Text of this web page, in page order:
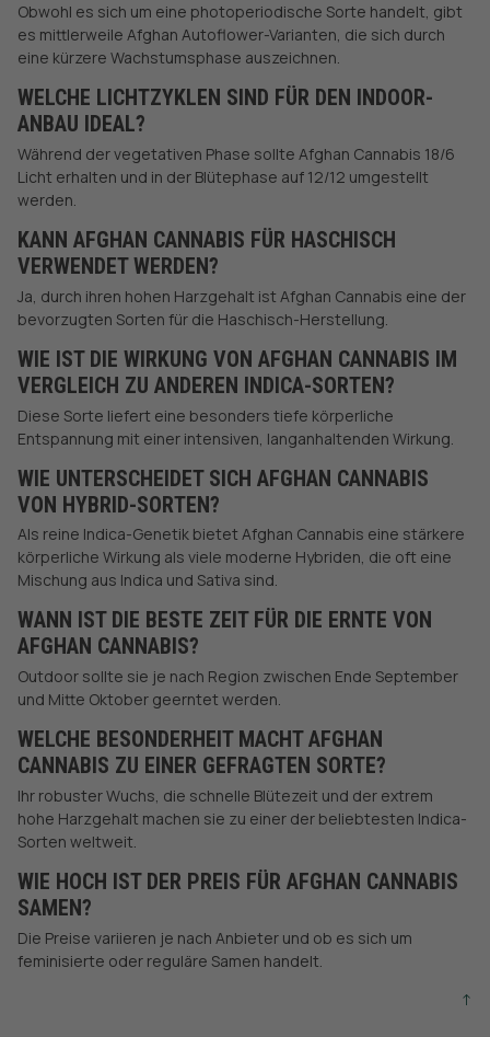
Obwohl es sich um eine photoperiodische Sorte handelt, gibt
es mittlerweile Afghan Autoflower-Varianten, die sich durch
eine kürzere Wachstumsphase auszeichnen.
WELCHE LICHTZYKLEN SIND FÜR DEN INDOOR-
ANBAU IDEAL?
Während der vegetativen Phase sollte Afghan Cannabis 18/6
Licht erhalten und in der Blütephase auf 12/12 umgestellt
werden.
KANN AFGHAN CANNABIS FÜR HASCHISCH
VERWENDET WERDEN?
Ja, durch ihren hohen Harzgehalt ist Afghan Cannabis eine der
bevorzugten Sorten für die Haschisch-Herstellung.
WIE IST DIE WIRKUNG VON AFGHAN CANNABIS IM
VERGLEICH ZU ANDEREN INDICA-SORTEN?
Diese Sorte liefert eine besonders tiefe körperliche
Entspannung mit einer intensiven, langanhaltenden Wirkung.
WIE UNTERSCHEIDET SICH AFGHAN CANNABIS
VON HYBRID-SORTEN?
Als reine Indica-Genetik bietet Afghan Cannabis eine stärkere
körperliche Wirkung als viele moderne Hybriden, die oft eine
Mischung aus Indica und Sativa sind.
WANN IST DIE BESTE ZEIT FÜR DIE ERNTE VON
AFGHAN CANNABIS?
Outdoor sollte sie je nach Region zwischen Ende September
und Mitte Oktober geerntet werden.
WELCHE BESONDERHEIT MACHT AFGHAN
CANNABIS ZU EINER GEFRAGTEN SORTE?
Ihr robuster Wuchs, die schnelle Blütezeit und der extrem
hohe Harzgehalt machen sie zu einer der beliebtesten Indica-
Sorten weltweit.
WIE HOCH IST DER PREIS FÜR AFGHAN CANNABIS
SAMEN?
Die Preise variieren je nach Anbieter und ob es sich um
feminisierte oder reguläre Samen handelt.
↑